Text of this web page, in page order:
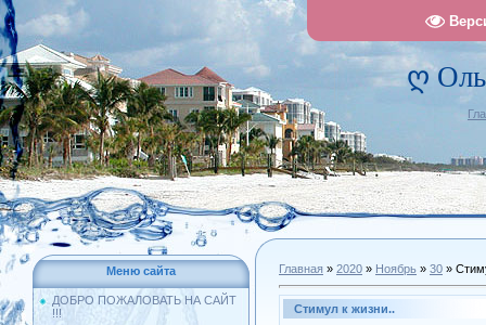
ღ
Меню сайта
ДОБРО ПОЖАЛОВАТЬ НА САЙТ
!!!
Главная » 2020 » Ноябрь » 30 »
Стимул к жизни..